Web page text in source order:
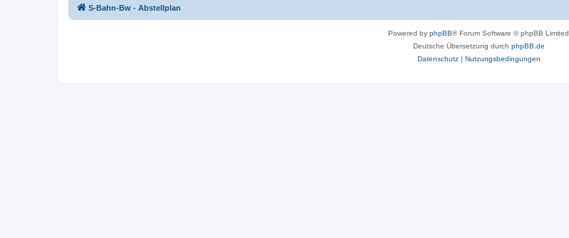
S-Bahn-Bw - Abstellplan
Powered by phpBB® Forum Software © phpBB Limited
Deutsche Übersetzung durch phpBB.de
Datenschutz| Nutzungsbedingungen